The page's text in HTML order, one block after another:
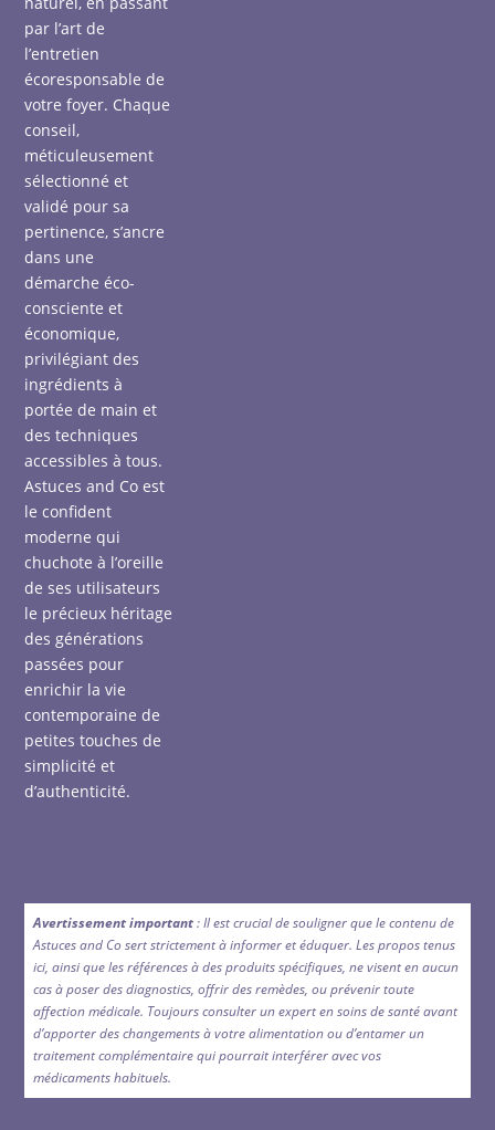
par l’art de
l’entretien
écoresponsable de
votre foyer. Chaque
conseil,
méticuleusement
sélectionné et
validé pour sa
pertinence, s’ancre
dans une
démarche éco-
consciente et
économique,
privilégiant des
ingrédients à
portée de main et
des techniques
accessibles à tous.
Astuces and Co est
le confident
moderne qui
chuchote à l’oreille
de ses utilisateurs
le précieux héritage
des générations
passées pour
enrichir la vie
contemporaine de
petites touches de
simplicité et
d’authenticité.
Avertissement important: Il est crucial de souligner que le contenu de
Astuces and Co sert strictement à informer et éduquer. Les propos tenus
ici, ainsi que les références à des produits spécifiques, ne visent en aucun
cas à poser des diagnostics, offrir des remèdes, ou prévenir toute
affection médicale. Toujours consulter un expert en soins de santé avant
d’apporter des changements à votre alimentation ou d’entamer un
traitement complémentaire qui pourrait interférer avec vos
médicaments habituels.